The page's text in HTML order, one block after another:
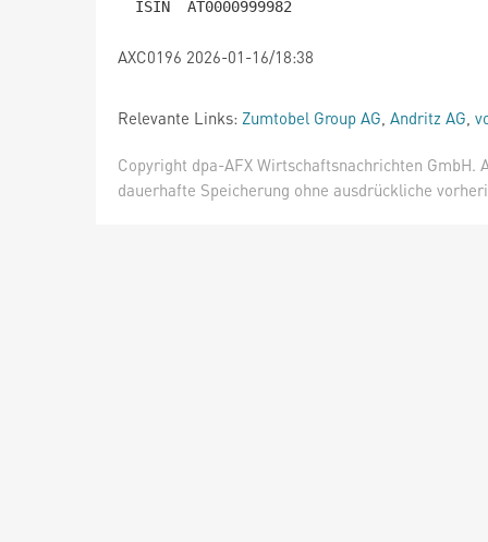
AXC0196 2026-01-16/18:38
Relevante Links: Zumtobel Group AG, Andritz AG,
Copyright dpa-AFX Wirtschaftsnachrichten
dauerhafte Speicherung ohne ausdrückliche